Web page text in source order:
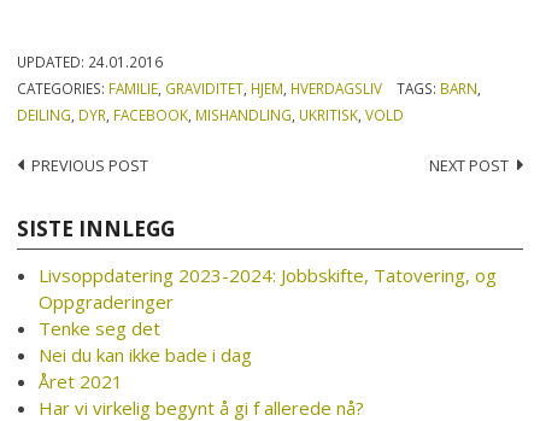
UPDATED: 24.01.2016
CATEGORIES: FAMILIE GRAVIDITET HJEM HVERDAGSLIV TAGS: BARN
DEILING DYR FACEBOOK MISHANDLING UKRITISK ,VOLD
Post
PREVIOUS POST NEXT POST
SISTE INNLEGG
Livsoppdatering 2023-2024: Jobbskifte, Tatovering, og
Oppgraderinger
Tenke seg det
Nei du kan ikke bade i dag
Året 2021
Har vi virkelig begynt å gi f allerede nå?